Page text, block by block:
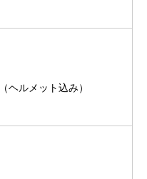
ヘルメット込み）